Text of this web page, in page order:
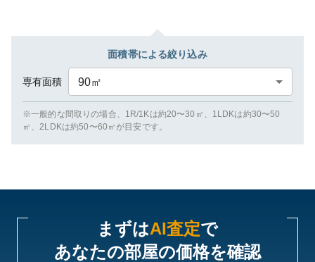
面積帯による絞り込み
専有面積 90㎡
※一般的な間取りの場合、1R/1Kは約20〜30㎡、1LDKは約30〜50
㎡、2LDKは約50〜60㎡が目安です。
まずはAI査定で
あなたの部屋の価格を確認